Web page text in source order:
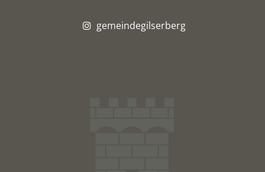
gemeindegilserberg